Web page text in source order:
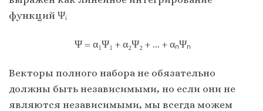
функций Ψᵢ
Ψ = α₁Ψ₁ + α₂Ψ₂ + … + αₙΨₙ
Векторы полного набора не обязательно
должны быть независимыми, но если они не
являются независимыми, мы всегда можем